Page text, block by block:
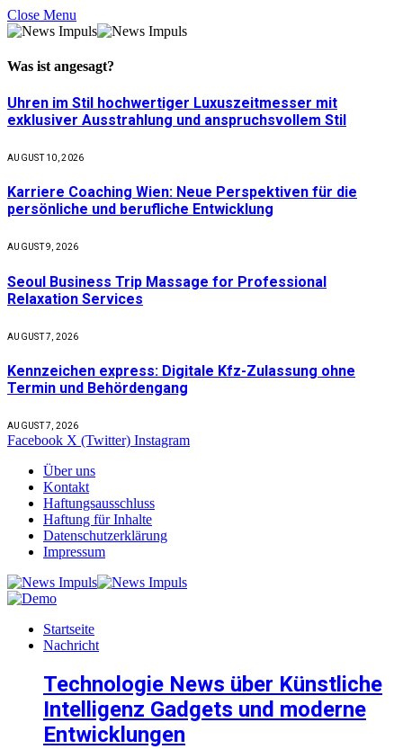
Close Menu
Was ist angesagt?
Uhren im Stil hochwertiger Luxuszeitmesser mit
exklusiver Ausstrahlung und anspruchsvollem Stil
AUGUST 10, 2026
Karriere Coaching Wien: Neue Perspektiven für die
persönliche und berufliche Entwicklung
AUGUST 9, 2026
Seoul Business Trip Massage for Professional
Relaxation Services
AUGUST 7, 2026
Kennzeichen express: Digitale Kfz-Zulassung ohne
Termin und Behördengang
AUGUST 7, 2026
Facebook X (Twitter) Instagram
Über uns
Kontakt
Haftungsausschluss
Haftung für Inhalte
Datenschutzerklärung
Impressum
Startseite
Nachricht
Technologie News über Künstliche
Intelligenz Gadgets und moderne
Entwicklungen